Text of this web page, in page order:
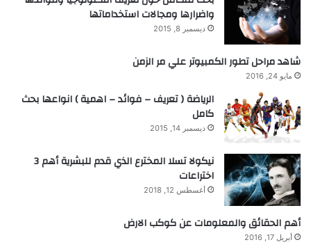
واضرارها ومجالات استخداماتها
ديسمبر 8, 2015
شاهد مراحل تطور الكمبيوتر علي مر الزمن
مايو 24, 2016
الرياضة ( تعريف – فوائد – اهمية ) انواعها بحث
كامل
ديسمبر 14, 2015
نيكولا تسلا المخترع الذي قدم للبشرية أهم 3
اختراعات
أغسطس 12, 2018
أهم الحقائق والمعلومات عن كوكب الارض
أبريل 17, 2016